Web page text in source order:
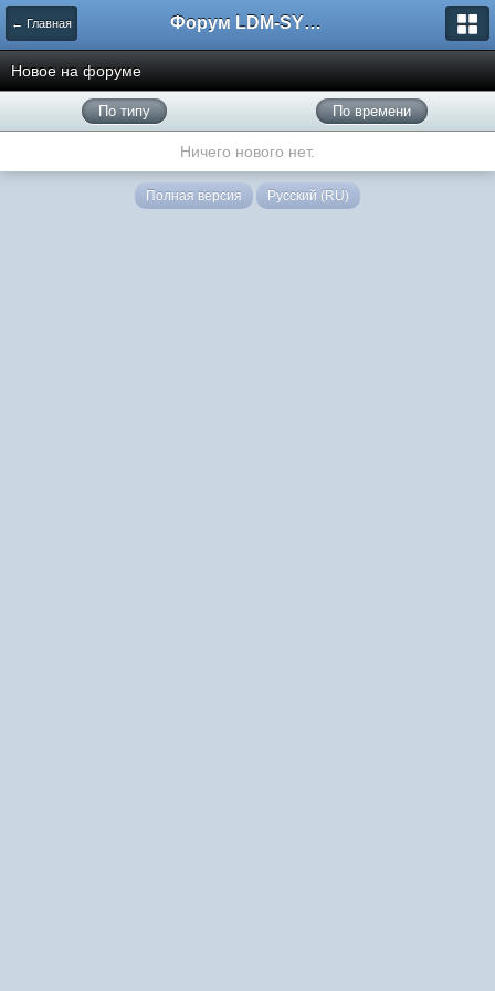
← Главная Форум LDM-SYSTEMS
Новое на форуме
По типу По времени
Ничего нового нет.
Полная версия Русский (RU)